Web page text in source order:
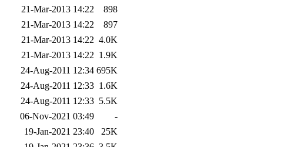
21-Mar-2013 14:22
898
21-Mar-2013 14:22
897
21-Mar-2013 14:22 4.0K
21-Mar-2013 14:22 1.9K
24-Aug-2011 12:34 695K
24-Aug-2011 12:33 1.6K
24-Aug-2011 12:33 5.5K
06-Nov-2021 03:49
-
19-Jan-2021 23:40
25K